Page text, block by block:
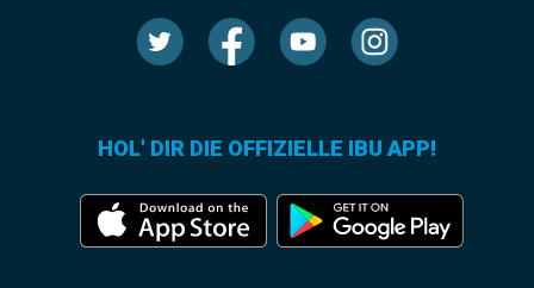
HOL' DIR DIE OFFIZIELLE IBU APP!